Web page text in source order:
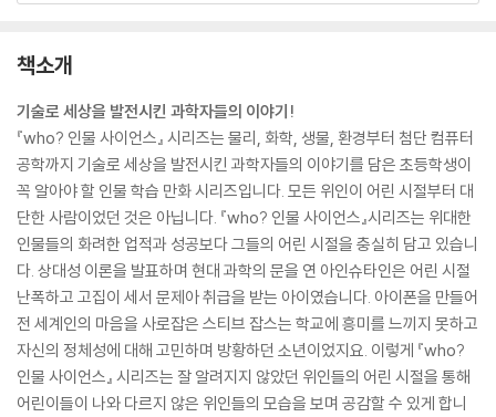
책소개
기술로 세상을 발전시킨 과학자들의 이야기!
『who? 인물 사이언스』 시리즈는 물리, 화학, 생물, 환경부터 첨단 컴퓨터
공학까지 기술로 세상을 발전시킨 과학자들의 이야기를 담은 초등학생이
꼭 알아야 할 인물 학습 만화 시리즈입니다. 모든 위인이 어린 시절부터 대
단한 사람이었던 것은 아닙니다. 『who? 인물 사이언스』시리즈는 위대한
인물들의 화려한 업적과 성공보다 그들의 어린 시절을 충실히 담고 있습니
다. 상대성 이론을 발표하며 현대 과학의 문을 연 아인슈타인은 어린 시절
난폭하고 고집이 세서 문제아 취급을 받는 아이였습니다. 아이폰을 만들어
전 세계인의 마음을 사로잡은 스티브 잡스는 학교에 흥미를 느끼지 못하고
자신의 정체성에 대해 고민하며 방황하던 소년이었지요. 이렇게 『who?
인물 사이언스』 시리즈는 잘 알려지지 않았던 위인들의 어린 시절을 통해
어린이들이 나와 다르지 않은 위인들의 모습을 보며 공감할 수 있게 합니